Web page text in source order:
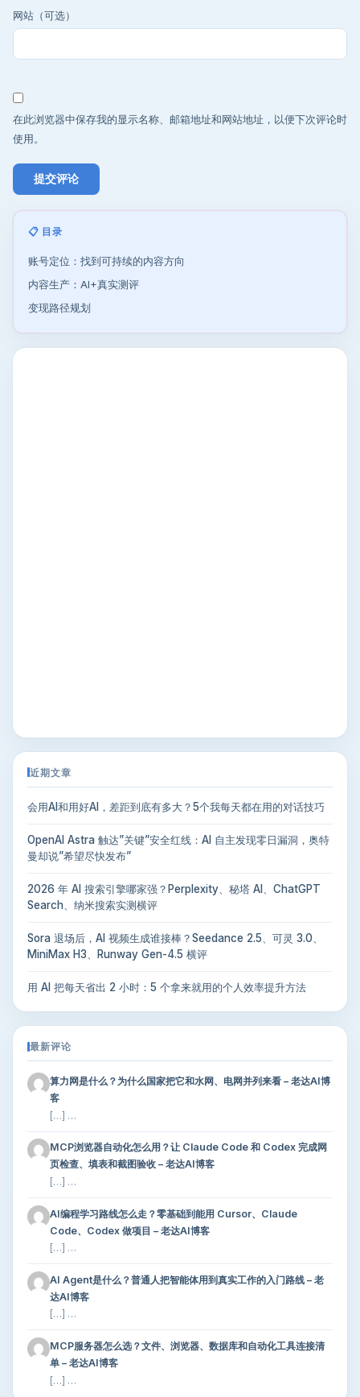
网站（可选）
在此浏览器中保存我的显示名称、邮箱地址和网站地址，以便下次评论时
使用。
📋 目录
账号定位：找到可持续的内容方向
内容生产：AI+真实测评
变现路径规划
近期文章
会用AI和用好AI，差距到底有多大？5个我每天都在用的对话技巧
OpenAI Astra 触达”关键”安全红线：AI 自主发现零日漏洞，奥特
曼却说”希望尽快发布”
2026 年 AI 搜索引擎哪家强？Perplexity、秘塔 AI、ChatGPT
Search、纳米搜索实测横评
Sora 退场后，AI 视频生成谁接棒？Seedance 2.5、可灵 3.0、
MiniMax H3、Runway Gen-4.5 横评
用 AI 把每天省出 2 小时：5 个拿来就用的个人效率提升方法
最新评论
算力网是什么？为什么国家把它和水网、电网并列来看 – 老达AI博
客
[…] …
MCP浏览器自动化怎么用？让 Claude Code 和 Codex 完成网
页检查、填表和截图验收 – 老达AI博客
[…] …
AI编程学习路线怎么走？零基础到能用 Cursor、Claude
Code、Codex 做项目 – 老达AI博客
[…] …
AI Agent是什么？普通人把智能体用到真实工作的入门路线 – 老
达AI博客
[…] …
MCP服务器怎么选？文件、浏览器、数据库和自动化工具连接清
单 – 老达AI博客
[…] …